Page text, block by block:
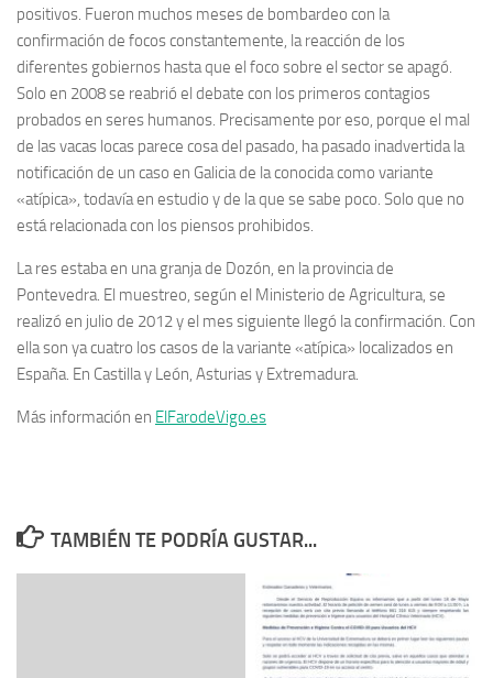
positivos. Fueron muchos meses de bombardeo con la
confirmación de focos constantemente, la reacción de los
diferentes gobiernos hasta que el foco sobre el sector se apagó.
Solo en 2008 se reabrió el debate con los primeros contagios
probados en seres humanos. Precisamente por eso, porque el mal
de las vacas locas parece cosa del pasado, ha pasado inadvertida la
notificación de un caso en Galicia de la conocida como variante
«atípica», todavía en estudio y de la que se sabe poco. Solo que no
está relacionada con los piensos prohibidos.
La res estaba en una granja de Dozón, en la provincia de
Pontevedra. El muestreo, según el Ministerio de Agricultura, se
realizó en julio de 2012 y el mes siguiente llegó la confirmación. Con
ella son ya cuatro los casos de la variante «atípica» localizados en
España. En Castilla y León, Asturias y Extremadura.
Más información en ElFarodeVigo.es
TAMBIÉN TE PODRÍA GUSTAR...